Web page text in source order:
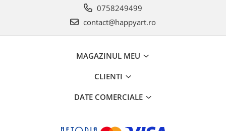
0758249499
contact@happyart.ro
MAGAZINUL MEU
CLIENTI
DATE COMERCIALE